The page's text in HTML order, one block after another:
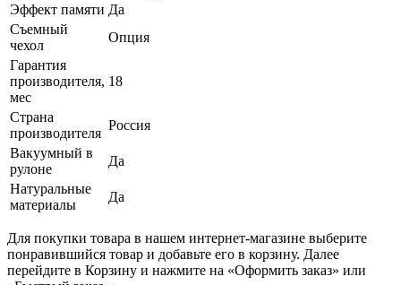
Эффект памяти Да
Съемный
чехол
Опция
Гарантия
производителя,
мес
18
Страна
производителя
Россия
Вакуумный в
рулоне
Да
Натуральные
материалы
Да
Для покупки товара в нашем интернет-магазине выберите
понравившийся товар и добавьте его в корзину. Далее
перейдите в Корзину и нажмите на «Оформить заказ» или